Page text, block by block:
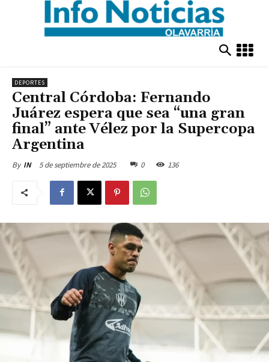
DEPORTES
Central Córdoba: Fernando
Juárez espera que sea “una gran
final” ante Vélez por la Supercopa
Argentina
By IN 5 de septiembre de 2025 0 136